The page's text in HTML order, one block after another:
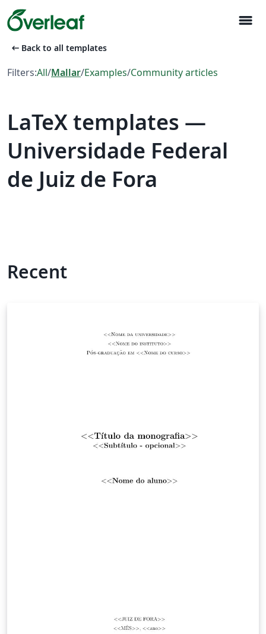
menu
arrow_left_alt Back to all templates
Filters:All/Mallar/Examples/Community articles
LaTeX templates —
Universidade Federal
de Juiz de Fora
Recent